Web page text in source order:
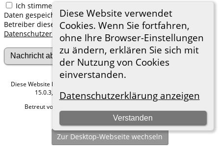
Diese Website verwendet
Cookies. Wenn Sie fortfahren,
ohne Ihre Browser-Einstellungen
zu ändern, erklären Sie sich mit
der Nutzung von Cookies
einverstanden.
Datenschutzerklärung anzeigen
Verstanden
Ich stimme zu, dass meine hier erfassten persönlichen
Daten gespeichert werden. Ich verstehe, dass ich jederzeit den
Betreiber dieser Website bitten kann, diese Daten zu löschen.
Datenschutzerklärung
Diese Website läuft mit
15.0.3, programmiert von Darrin Lythgoe © 2001-2026.
Betreut von
Hier geht es zum Impressum
Zur Desktop-Webseite wechseln